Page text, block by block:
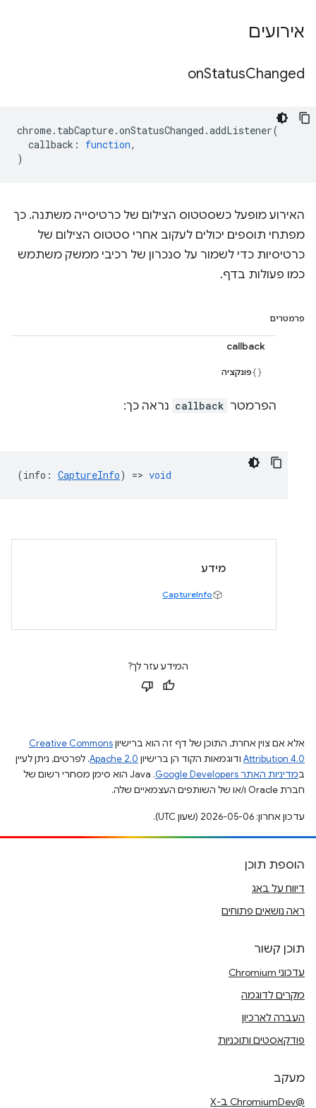
אירועים
onStatusChanged
chrome. tabCapture.onStatusChanged .addListener(
callback : function,
)
האירוע מופעל כשסטטוס הצילום של כרטיסייה משתנה. כך
מפתחי תוספים יכולים לעקוב אחרי סטטוס הצילום של
כרטיסיות כדי לשמור על סנכרון של רכיבי ממשק משתמש
כמו פעולות בדף.
פרמטרים
callback
פונקציה
הפרמטר callback נראה כך:
(info : CaptureInfo) => void
מידע
CaptureInfo
המידע עזר לך?
אלא אם צוין אחרת, התוכן של דף זה הוא ברישיוןCreative Commons
Attribution 4.0 ודוגמאות הקוד הן ברישיון Apache 2.0. לפרטים, ניתן לעיין
במדיניות האתר Google Developers‏
.‏ Java הוא סימן מסחרי רשום של
חברת Oracle ו/או של השותפים העצמאיים שלה.
עדכון אחרון: 2026-05-06 (שעון UTC).
הוספת תוכן
דיווח על באג
ראה נושאים פתוחים
תוכן קשור
עדכוני Chromium
מקרים לדוגמה
העברה לארכיון
פודקאסטים ותוכניות
מעקב
@ChromiumDev ב-X